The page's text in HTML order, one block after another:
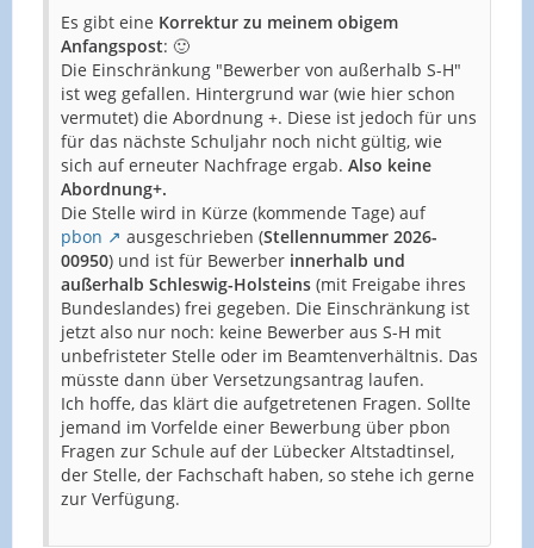
Es gibt eine Korrektur zu meinem obigem
Anfangspost: 🙂
Die Einschränkung "Bewerber von außerhalb S-H"
ist weg gefallen. Hintergrund war (wie hier schon
vermutet) die Abordnung +. Diese ist jedoch für uns
für das nächste Schuljahr noch nicht gültig, wie
sich auf erneuter Nachfrage ergab. Also keine
Abordnung+.
Die Stelle wird in Kürze (kommende Tage) auf
pbon
ausgeschrieben (Stellennummer 2026-
00950) und ist für Bewerber innerhalb und
außerhalb Schleswig-Holsteins (mit Freigabe ihres
Bundeslandes) frei gegeben. Die Einschränkung ist
jetzt also nur noch: keine Bewerber aus S-H mit
unbefristeter Stelle oder im Beamtenverhältnis. Das
müsste dann über Versetzungsantrag laufen.
Ich hoffe, das klärt die aufgetretenen Fragen. Sollte
jemand im Vorfelde einer Bewerbung über pbon
Fragen zur Schule auf der Lübecker Altstadtinsel,
der Stelle, der Fachschaft haben, so stehe ich gerne
zur Verfügung.